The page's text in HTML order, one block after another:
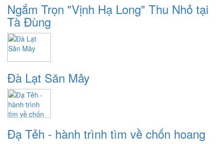
Ngắm Trọn "Vịnh Hạ Long" Thu Nhỏ tại
Tà Đùng
Đà Lạt Săn Mây
Đạ Tẻh - hành trình tìm về chốn hoang